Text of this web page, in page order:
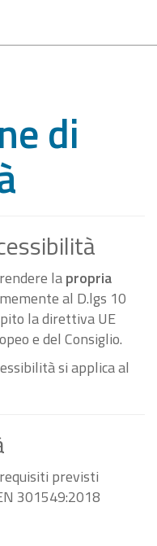
di
lapropria
al D.lgs 10
la direttiva UE
e del Consiglio.
si applica al
previsti
301549:2018